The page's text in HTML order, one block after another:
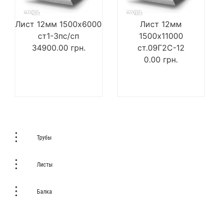
Лист 12мм 1500х6000
ст1-3пс/сп
34900.00 грн.
Лист 12мм
1500х11000
ст.09Г2С-12
0.00 грн.
Трубы
Листы
Балка